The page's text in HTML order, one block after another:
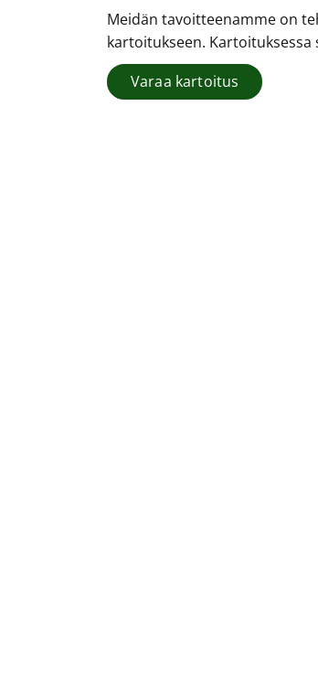
Meidän tavoitteenamme on
kartoitukseen.
Varaa kartoitus